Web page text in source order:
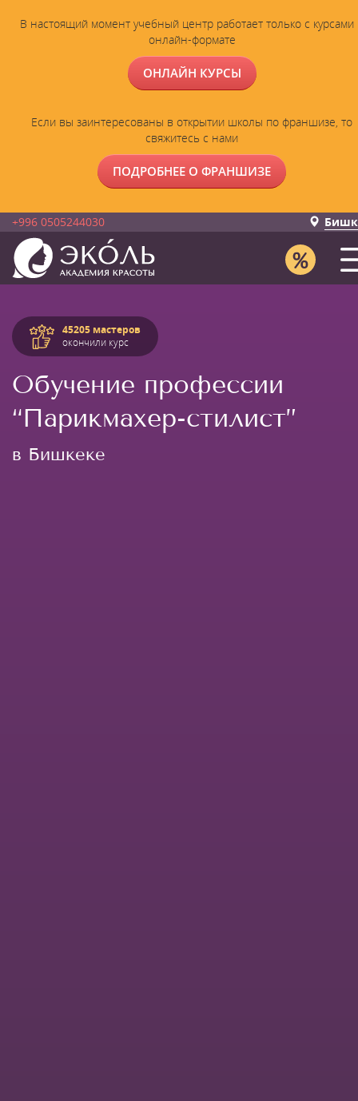
В настоящий момент учебный центр работает только с курсами
онлайн-формате
ОНЛАЙН КУРСЫ
Если вы заинтересованы в открытии школы по франшизе, то
свяжитесь с нами
ПОДРОБНЕЕ О ФРАНШИЗЕ
+996 0505244030
45205 мастеров
окончили курс
Обучение профессии
“Парикмахер-стилист”
в Бишкеке